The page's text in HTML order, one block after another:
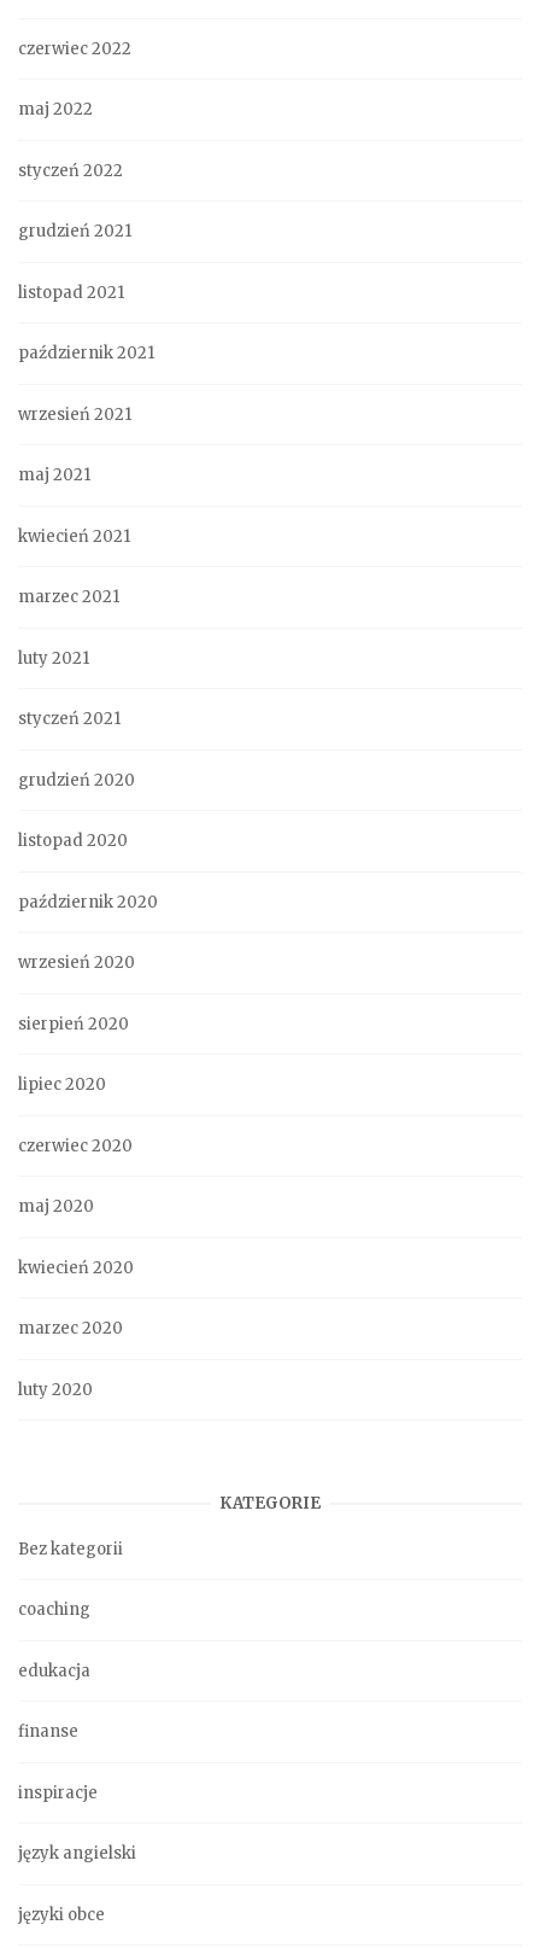
czerwiec 2022
maj 2022
styczeń 2022
grudzień 2021
listopad 2021
październik 2021
wrzesień 2021
maj 2021
kwiecień 2021
marzec 2021
luty 2021
styczeń 2021
grudzień 2020
listopad 2020
październik 2020
wrzesień 2020
sierpień 2020
lipiec 2020
czerwiec 2020
maj 2020
kwiecień 2020
marzec 2020
luty 2020
KATEGORIE
Bez kategorii
coaching
edukacja
finanse
inspiracje
język angielski
języki obce